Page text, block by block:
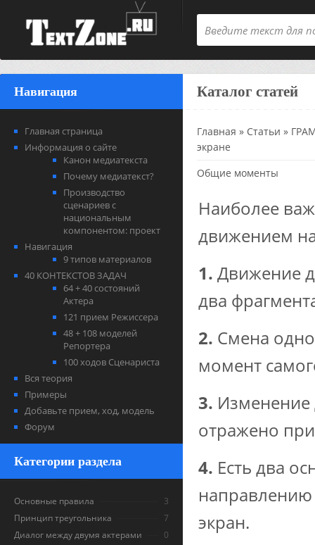
Навигация
Главная страница
Информация о сайте
Канон медиатекста
Почему медиатекст?
Производство
сценариев с
национальным
компонентом: проект
Навигация
9 типов материалов
40 КОНТЕКСТОВ ЗАДАЧ
64 + 40 состояний
Актера
121 прием Режиссера
48 + 108 моделей
Репортера
100 ходов Сценариста
Вся теория
Примеры
Добавьте прием, ход, модель
Форум
Категории раздела
Основные правила
3
Принцип треугольника
7
Диалог между двумя актерами
0
Каталог статей
Главная » Статьи »
экране
Общие моменты
Наиболее
движением
1. Движение
два
2. Смена
момент
3. Изменение
отражено
4. Есть два
направлению
экран.